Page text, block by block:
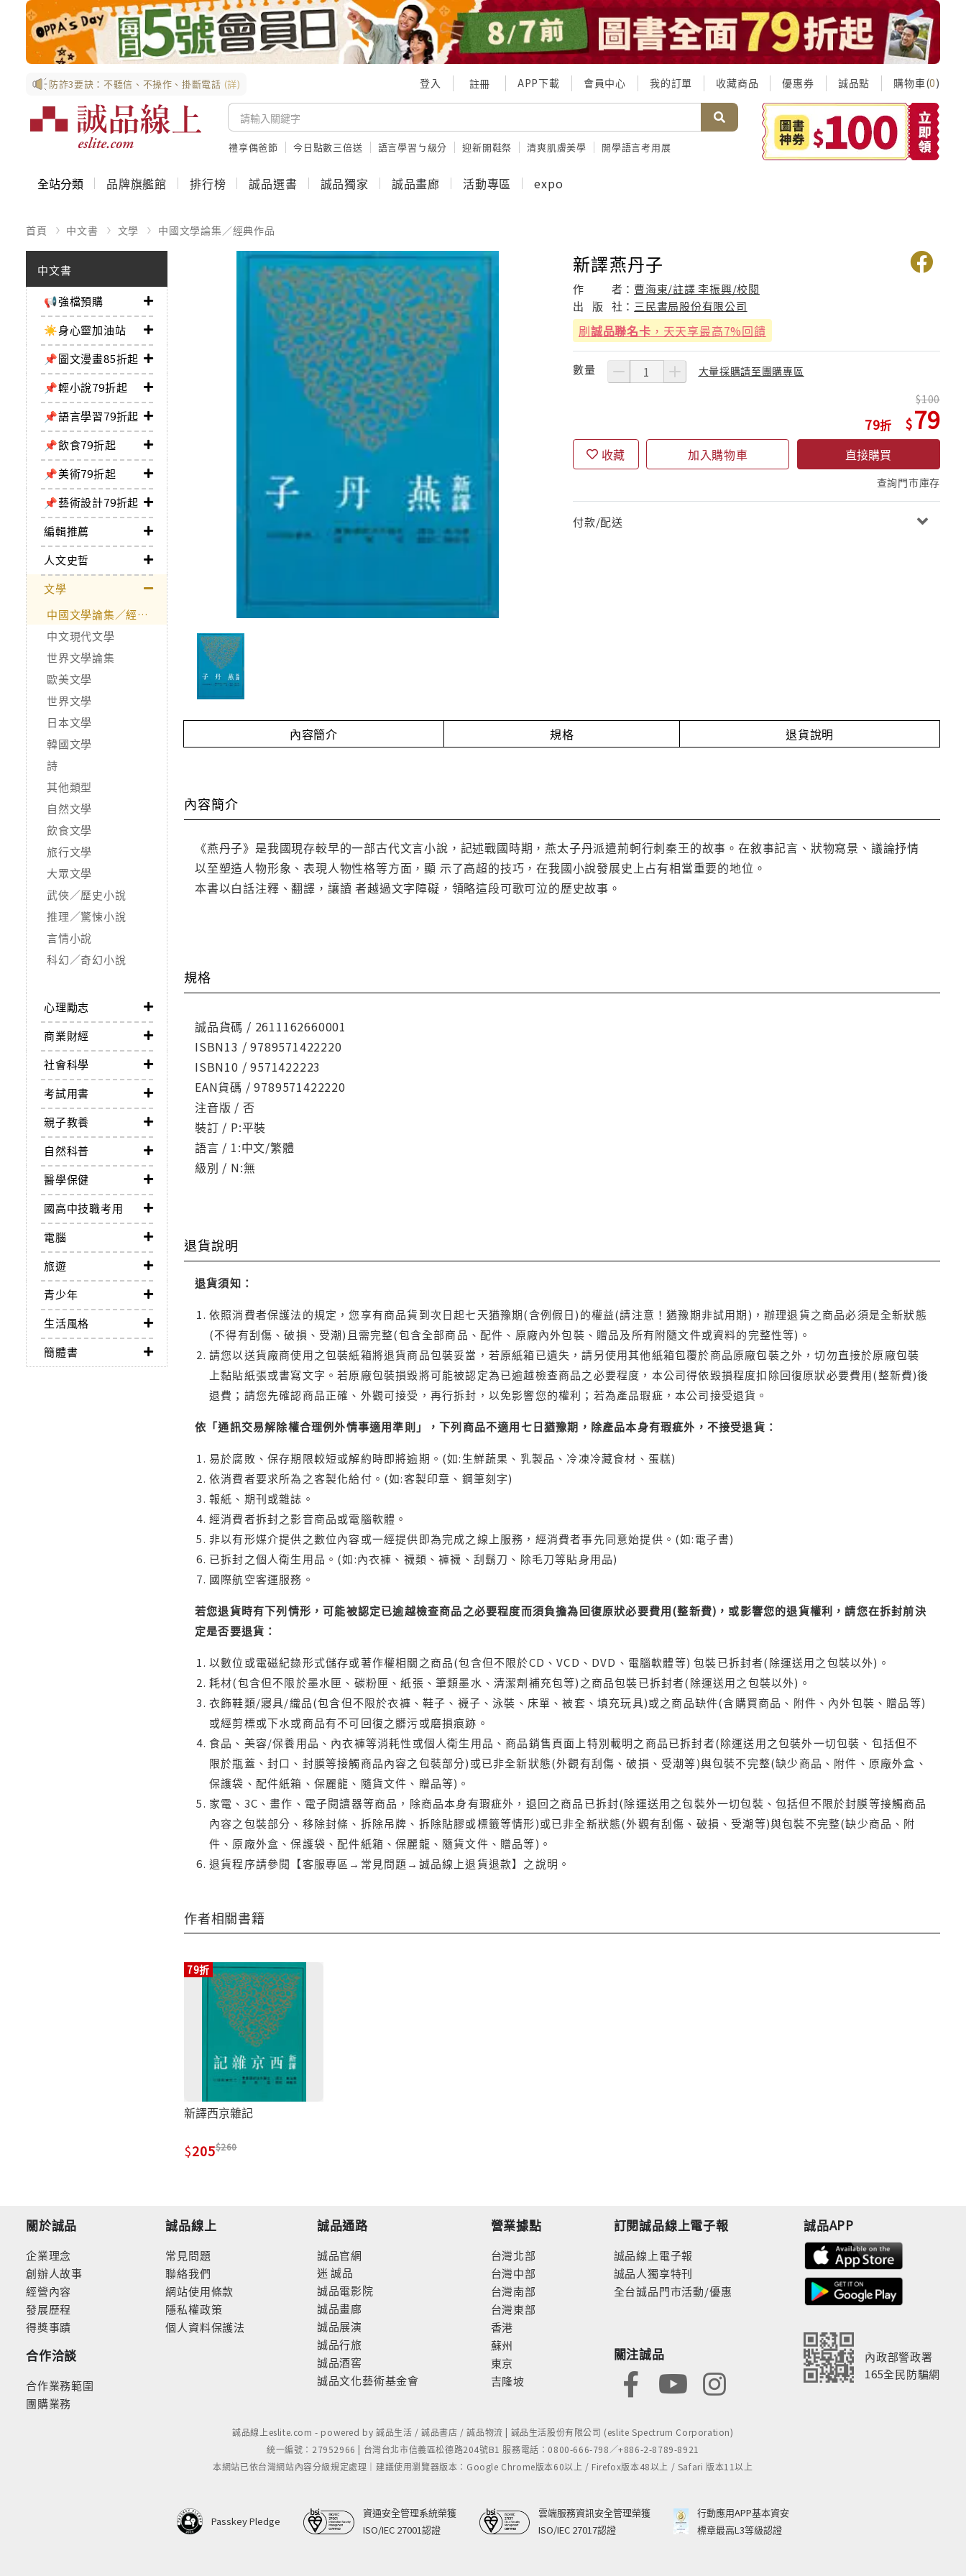
防詐3要訣：不聽信、不操作、掛斷電話 (詳) 登入 註冊 APP下載 會員中心 我的訂單 收藏商品 優惠券 誠品點 購物車(0)
禮享偶爸節 今日點數三倍送 語言學習ㄅ級分 迎新開鞋祭 清爽肌膚美學 開學語言考用展
全站分類 品牌旗艦館 排行榜 誠品選書 誠品獨家 誠品畫廊 活動專區 expo
首頁 中文書 文學 中國文學論集／經典作品
中文書
📢強檔預購
☀️身心靈加油站
📌圖文漫畫85折起
📌輕小說79折起
📌語言學習79折起
📌飲食79折起
📌美術79折起
📌藝術設計79折起
編輯推薦
人文史哲
文學
中國文學論集／經典作品
中文現代文學
世界文學論集
歐美文學
世界文學
日本文學
韓國文學
詩
其他類型
自然文學
飲食文學
旅行文學
大眾文學
武俠／歷史小說
推理／驚悚小說
言情小說
科幻／奇幻小說
心理勵志
商業財經
社會科學
考試用書
親子教養
自然科普
醫學保健
國高中技職考用
電腦
旅遊
青少年
生活風格
簡體書
新譯燕丹子
作 者： 曹海東/註譯 李振興/校閱
出
版 社： 三民書局股份有限公司
刷誠品聯名卡 ，天天享最高7%回饋
數量 大量採購請至團購專區
79
100
79
收藏 加入購物車 直接購買
查詢門市庫存
付款/配送
內容簡介 規格 退貨說明
內容簡介
《燕丹子》是我國現存較早的一部古代文言小說，記述戰國時期，燕太子丹派遣荊軻行刺秦王的故事。在敘事記言、狀物寫景、議論抒情
以至塑造人物形象、表現人物性格等方面，顯 示了高超的技巧，在我國小說發展史上占有相當重要的地位。
本書以白話注釋、翻譯，讓讀 者越過文字障礙，領略這段可歌可泣的歷史故事。
規格
誠品貨碼 / 2611162660001
ISBN13 / 9789571422220
ISBN10 / 9571422223
EAN貨碼 / 9789571422220
注音版 / 否
裝訂 / P:平裝
語言 / 1:中文/繁體
級別 / N:無
退貨說明
退貨須知：
依照消費者保護法的規定，您享有商品貨到次日起七天猶豫期(含例假日)的權益(請注意！猶豫期非試用期)，辦理退貨之商品必須是全新狀態
(不得有刮傷、破損、受潮)且需完整(包含全部商品、配件、原廠內外包裝、贈品及所有附隨文件或資料的完整性等)。
請您以送貨廠商使用之包裝紙箱將退貨商品包裝妥當，若原紙箱已遺失，請另使用其他紙箱包覆於商品原廠包裝之外，切勿直接於原廠包裝
上黏貼紙張或書寫文字。若原廠包裝損毀將可能被認定為已逾越檢查商品之必要程度，本公司得依毀損程度扣除回復原狀必要費用(整新費)後
退費；請您先確認商品正確、外觀可接受，再行拆封，以免影響您的權利；若為產品瑕疵，本公司接受退貨。
依「通訊交易解除權合理例外情事適用準則」，下列商品不適用七日猶豫期，除產品本身有瑕疵外，不接受退貨：
易於腐敗、保存期限較短或解約時即將逾期。(如:生鮮蔬果、乳製品、冷凍冷藏食材、蛋糕)
依消費者要求所為之客製化給付。(如:客製印章、鋼筆刻字)
報紙、期刊或雜誌。
經消費者拆封之影音商品或電腦軟體。
非以有形媒介提供之數位內容或一經提供即為完成之線上服務，經消費者事先同意始提供。(如:電子書)
已拆封之個人衛生用品。(如:內衣褲、襪類、褲襪、刮鬍刀、除毛刀等貼身用品)
國際航空客運服務。
若您退貨時有下列情形，可能被認定已逾越檢查商品之必要程度而須負擔為回復原狀必要費用(整新費)，或影響您的退貨權利，請您在拆封前決
定是否要退貨：
以數位或電磁紀錄形式儲存或著作權相關之商品(包含但不限於CD、VCD、DVD、電腦軟體等) 包裝已拆封者(除運送用之包裝以外)。
耗材(包含但不限於墨水匣、碳粉匣、紙張、筆類墨水、清潔劑補充包等)之商品包裝已拆封者(除運送用之包裝以外)。
衣飾鞋類/寢具/織品(包含但不限於衣褲、鞋子、襪子、泳裝、床單、被套、填充玩具)或之商品缺件(含購買商品、附件、內外包裝、贈品等)
或經剪標或下水或商品有不可回復之髒污或磨損痕跡。
食品、美容/保養用品、內衣褲等消耗性或個人衛生用品、商品銷售頁面上特別載明之商品已拆封者(除運送用之包裝外一切包裝、包括但不
限於瓶蓋、封口、封膜等接觸商品內容之包裝部分)或已非全新狀態(外觀有刮傷、破損、受潮等)與包裝不完整(缺少商品、附件、原廠外盒、
保護袋、配件紙箱、保麗龍、隨貨文件、贈品等)。
家電、3C、畫作、電子閱讀器等商品，除商品本身有瑕疵外，退回之商品已拆封(除運送用之包裝外一切包裝、包括但不限於封膜等接觸商品
內容之包裝部分、移除封條、拆除吊牌、拆除貼膠或標籤等情形)或已非全新狀態(外觀有刮傷、破損、受潮等)與包裝不完整(缺少商品、附
件、原廠外盒、保護袋、配件紙箱、保麗龍、隨貨文件、贈品等)。
退貨程序請參閱【客服專區→常見問題→誠品線上退貨退款】之說明。
作者相關書籍
79折
新譯西京雜記
205 260
關於誠品
企業理念
創辦人故事
經營內容
發展歷程
得獎事蹟
合作洽談
合作業務範圍
團購業務
誠品線上
常見問題
聯絡我們
網站使用條款
隱私權政策
個人資料保護法
誠品通路
誠品官網
迷 誠品
誠品電影院
誠品畫廊
誠品展演
誠品行旅
誠品酒窖
誠品文化藝術基金會
營業據點
台灣北部
台灣中部
台灣南部
台灣東部
香港
蘇州
東京
吉隆坡
訂閱誠品線上電子報
誠品線上電子報
誠品人獨享特刊
全台誠品門市活動/優惠
關注誠品
誠品APP
內政部警政署
165全民防騙網
誠品線上eslite.com - powered by 誠品生活 / 誠品書店 / 誠品物流 | 誠品生活股份有限公司 (eslite Spectrum Corporation)
統一編號：27952966 | 台灣台北市信義區松德路204號B1 服務電話：0800-666-798／+886-2-8789-8921
本網站已依台灣網站內容分級規定處理｜建議使用瀏覽器版本：Google Chrome版本60以上 / Firefox版本48以上 / Safari 版本11以上
Passkey Pledge
資通安全管理系統榮獲
ISO/IEC 27001認證
雲端服務資訊安全管理榮獲
ISO/IEC 27017認證
行動應用APP基本資安
標章最高L3等級認證